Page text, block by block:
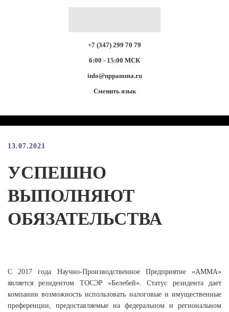
+7 (347) 299 70 79
6:00 - 15:00 МСК
info@nppamma.ru
Сменить язык
13.07.2021
УСПЕШНО
ВЫПОЛНЯЮТ
ОБЯЗАТЕЛЬСТВА
С 2017 года Научно-Производственное Предприятие «АММА»
является резидентом ТОСЭР «Белебей». Статус резидента дает
компании возможность использовать налоговые и имущественные
преференции, предоставляемые на федеральном и региональном